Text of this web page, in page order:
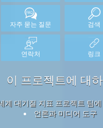
자주 묻는 질문 검색
연락처 링크
이 프로젝트에 대
계 대기질 지표 프로젝트 팀
언론과 미디어 도구